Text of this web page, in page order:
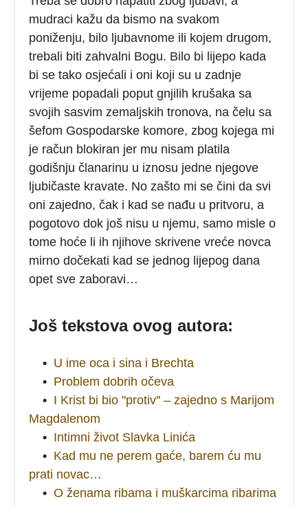
mudraci kažu da bismo na svakom
poniženju, bilo ljubavnome ili kojem drugom,
trebali biti zahvalni Bogu. Bilo bi lijepo kada
bi se tako osjećali i oni koji su u zadnje
vrijeme popadali poput gnjilih krušaka sa
svojih sasvim zemaljskih tronova, na čelu sa
šefom Gospodarske komore, zbog kojega mi
je račun blokiran jer mu nisam platila
godišnju članarinu u iznosu jedne njegove
ljubičaste kravate. No zašto mi se čini da svi
oni zajedno, čak i kad se nađu u pritvoru, a
pogotovo dok još nisu u njemu, samo misle o
tome hoće li ih njihove skrivene vreće novca
mirno dočekati kad se jednog lijepog dana
opet sve zaboravi…
Još tekstova ovog autora:
• U ime oca i sina i Brechta
• Problem dobrih očeva
• I Krist bi bio ''protiv'' – zajedno s Marijom
Magdalenom
• Intimni život Slavka Linića
• Kad mu ne perem gaće, barem ću mu
prati novac…
• O ženama ribama i muškarcima ribarima